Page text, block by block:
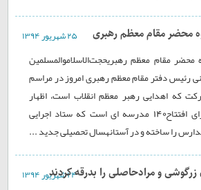
محضر مقام معظم رهبری ۲۵ شهريور ۱۳۹۴
مقام معظم رهبریحجت‌الاسلاموالمسلمین
رئیس دفتر مقام معظم رهبری امروز در مراسم
برکت که اهدایی رهبر معظم انقلاب است، اظهار
داشت:این مراسم برای افتتاح140 مدرسه ‌ای است که ستاد اجرایی
را ساخته و در آستانهسال تحصیلی جدید ...
و مرادحاصلی را بدرقه کردند
۲۴ شهريور ۱۳۹۴